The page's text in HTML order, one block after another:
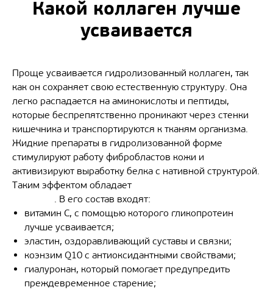
Какой коллаген лучше
усваивается
Проще усваивается гидролизованный коллаген, так
как он сохраняет свою естественную структуру. Она
легко распадается на аминокислоты и пептиды,
которые беспрепятственно проникают через стенки
кишечника и транспортируются к тканям организма.
Жидкие препараты в гидролизованной форме
стимулируют работу фибробластов кожи и
активизируют выработку белка с нативной структурой.
Таким эффектом обладает
. В его состав входят:
витамин С, с помощью которого гликопротеин
лучше усваивается;
эластин, оздоравливающий суставы и связки;
коэнзим Q10 с антиоксидантными свойствами;
гиалуронан, который помогает предупредить
преждевременное старение;